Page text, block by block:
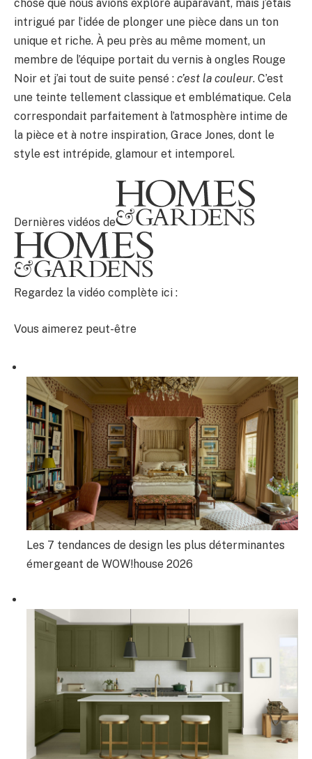
chose que nous avions exploré auparavant, mais j’étais
intrigué par l’idée de plonger une pièce dans un ton
unique et riche. À peu près au même moment, un
membre de l’équipe portait du vernis à ongles Rouge
Noir et j’ai tout de suite pensé : c’est la couleur. C’est
une teinte tellement classique et emblématique. Cela
correspondait parfaitement à l’atmosphère intime de
la pièce et à notre inspiration, Grace Jones, dont le
style est intrépide, glamour et intemporel.
Dernières vidéos de
Regardez la vidéo complète ici :
Vous aimerez peut-être
Les 7 tendances de design les plus déterminantes
émergeant de WOW!house 2026